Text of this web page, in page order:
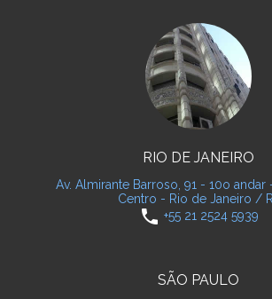
RIO DE JANEIRO
Av. Almirante Barroso, 91 - 10o
Centro - Rio de Janeiro /
phone +55 21 2524 5939
SÃO PAULO